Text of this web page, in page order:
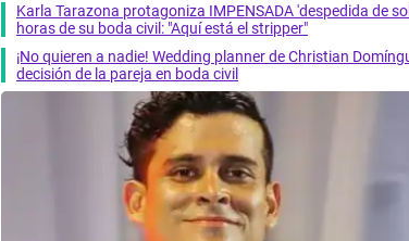
Karla Tarazona protagoniza IMPENSADA 'despedida de
horas de su boda civil: "Aquí está el stripper"
¡No quieren a nadie! Wedding planner de Christian
decisión de la pareja en boda civil